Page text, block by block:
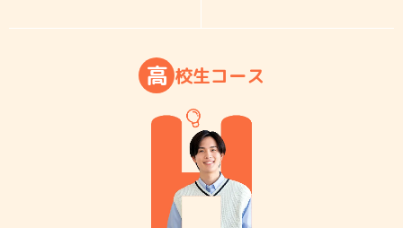
高 校生コース